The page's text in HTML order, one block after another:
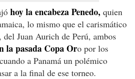
hoy la encabeza Penedo, quien
lo mismo que el carismático
Juan Aurich de Perú, ambos
la pasada Copa Oro por los
a Panamá un polémico
a la final de ese torneo.